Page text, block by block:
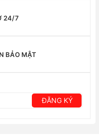
24/7
BẢO MẬT
ĐĂNG KÝ